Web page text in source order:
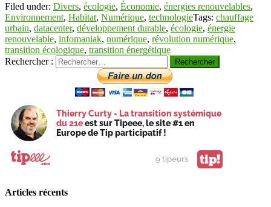
Filed under: Divers, écologie, Économie, énergies renouvelables,
Environnement, Habitat, Numérique, technologieTags: chauffage
urbain, datacenter, développement durable, écologie, énergie
renouvelable, infomaniak, numérique, révolution numérique,
transition écologique, transition énergétique
Rechercher :
Thierry Curty - La transition systémique
du 21eest sur Tipeee, le site #1 en
Europe de Tip participatif !
9 tipeurs tip!
Articles récents